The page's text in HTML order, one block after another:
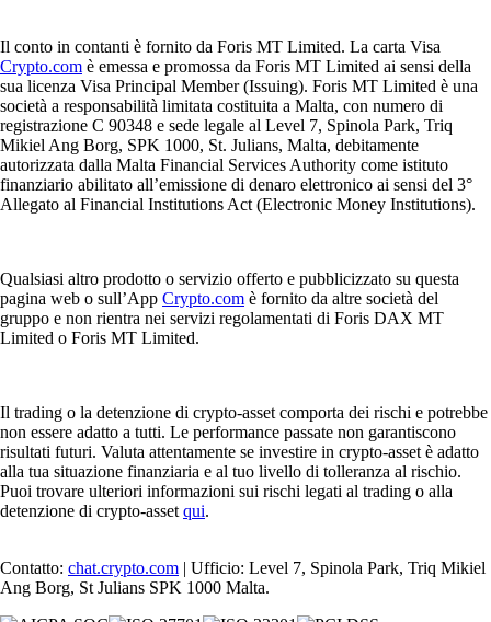
Il conto in contanti è fornito da Foris MT Limited. La carta Visa
Crypto.com è emessa e promossa da Foris MT Limited ai sensi della
sua licenza Visa Principal Member (Issuing). Foris MT Limited è una
società a responsabilità limitata costituita a Malta, con numero di
registrazione C 90348 e sede legale al Level 7, Spinola Park, Triq
Mikiel Ang Borg, SPK 1000, St. Julians, Malta, debitamente
autorizzata dalla Malta Financial Services Authority come istituto
finanziario abilitato all’emissione di denaro elettronico ai sensi del 3°
Allegato al Financial Institutions Act (Electronic Money Institutions).
Qualsiasi altro prodotto o servizio offerto e pubblicizzato su questa
pagina web o sull’App Crypto.com è fornito da altre società del
gruppo e non rientra nei servizi regolamentati di Foris DAX MT
Limited o Foris MT Limited.
Il trading o la detenzione di crypto-asset comporta dei rischi e potrebbe
non essere adatto a tutti. Le performance passate non garantiscono
risultati futuri. Valuta attentamente se investire in crypto-asset è adatto
alla tua situazione finanziaria e al tuo livello di tolleranza al rischio.
Puoi trovare ulteriori informazioni sui rischi legati al trading o alla
detenzione di crypto-asset qui.
Contatto: chat.crypto.com | Ufficio: Level 7, Spinola Park, Triq Mikiel
Ang Borg, St Julians SPK 1000 Malta.